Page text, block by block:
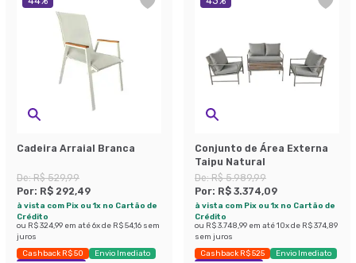
Cadeira Arraial Branca
De:R$ 529,99
Por: R$ 292,49
à vista com Pix ou 1x no Cartão de
Crédito
ou R$ 324,99 em até6x de R$ 54,16 sem
juros
Cashback R$ 50
Envio Imediato
Conjunto de Área Externa
Taipu Natural
De:R$ 5.989,99
Por: R$ 3.374,09
à vista com Pix ou 1x no Cartão de
Crédito
ou R$ 3.748,99 em até10x de R$ 374,89
sem juros
Cashback R$ 525
Envio Imediato